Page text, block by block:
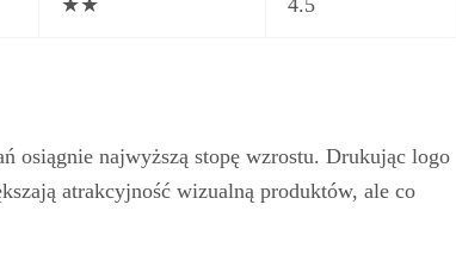
★★ 4.5
osiągnie najwyższą stopę wzrostu. Drukując logo
atrakcyjność wizualną produktów, ale co